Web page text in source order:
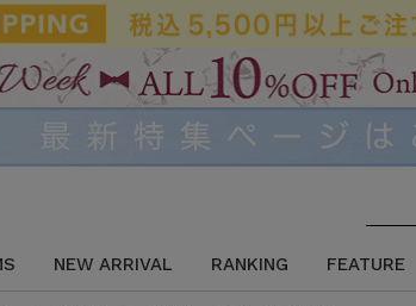
NEW ARRIVAL RANKING FEATURE